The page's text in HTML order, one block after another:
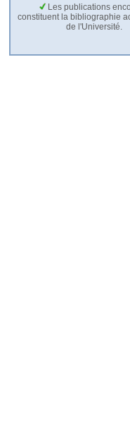
Les publications
constituent la bibliographie
de l'Université.